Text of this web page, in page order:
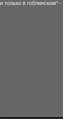
только в